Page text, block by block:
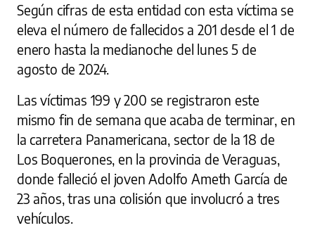
Según cifras de esta entidad con esta víctima se
eleva el número de fallecidos a 201 desde el 1 de
enero hasta la medianoche del lunes 5 de
agosto de 2024.
Las víctimas 199 y 200 se registraron este
mismo fin de semana que acaba de terminar, en
la carretera Panamericana, sector de la 18 de
Los Boquerones, en la provincia de Veraguas,
donde falleció el joven Adolfo Ameth García de
23 años, tras una colisión que involucró a tres
vehículos.